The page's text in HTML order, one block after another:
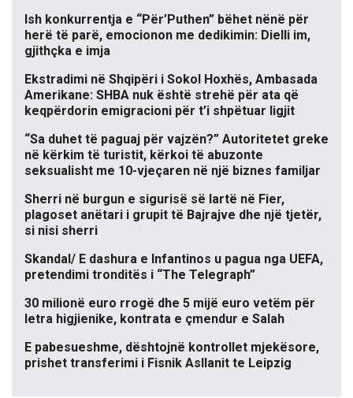
Ish konkurrentja e “Për’Puthen” bëhet nënë për
herë të parë, emocionon me dedikimin: Dielli im,
gjithçka e imja
Ekstradimi në Shqipëri i Sokol Hoxhës, Ambasada
Amerikane: SHBA nuk është strehë për ata që
keqpërdorin emigracioni për t’i shpëtuar ligjit
“Sa duhet të paguaj për vajzën?” Autoritetet greke
në kërkim të turistit, kërkoi të abuzonte
seksualisht me 10-vjeçaren në një biznes familjar
Sherri në burgun e sigurisë së lartë në Fier,
plagoset anëtari i grupit të Bajrajve dhe një tjetër,
si nisi sherri
Skandal/ E dashura e Infantinos u pagua nga UEFA,
pretendimi tronditës i “The Telegraph”
30 milionë euro rrogë dhe 5 mijë euro vetëm për
letra higjienike, kontrata e çmendur e Salah
E pabesueshme, dështojnë kontrollet mjekësore,
prishet transferimi i Fisnik Asllanit te Leipzig